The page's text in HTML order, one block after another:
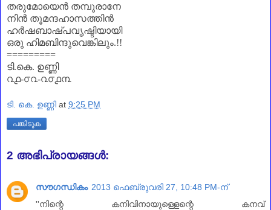
തരുമോയെൻ തമ്പുരാനേ
നിൻ തൂമന്ദഹാസത്തിൻ
ഹർഷബാഷ്പവൃഷ്ടിയായി
ഒരു ഹിമബിന്ദുവെങ്കിലും.!!
=========
ടി.കെ. ഉണ്ണി
൨൧-൦൨-൨൦൧൩
ടി. കെ. ഉണ്ണി at 9:25 PM
പങ്കിടുക
2 അഭിപ്രായങ്ങൾ:
സൗഗന്ധികം 2013 ഫെബ്രുവരി 27, 10:48 PM-ന്
''നിന്റെ കനിവിനായുള്ളെന്റെ കനവ്